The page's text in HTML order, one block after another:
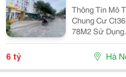
Thông Tin Mô Tả. Chính Chủ Cần Bán Gấp
Chung Cư
78M2 Sử Dụng. - Giá: 6
2 Vệ Sinh, 1
Xách Vali Vào
6 tỷ Hà